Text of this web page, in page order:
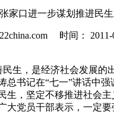
家口进一步谋划推进民
时间： 2011-
生，是经济社会发展的
总书记在“七一”讲话中
生，坚定不移推进社会
大党员干部表示，一定